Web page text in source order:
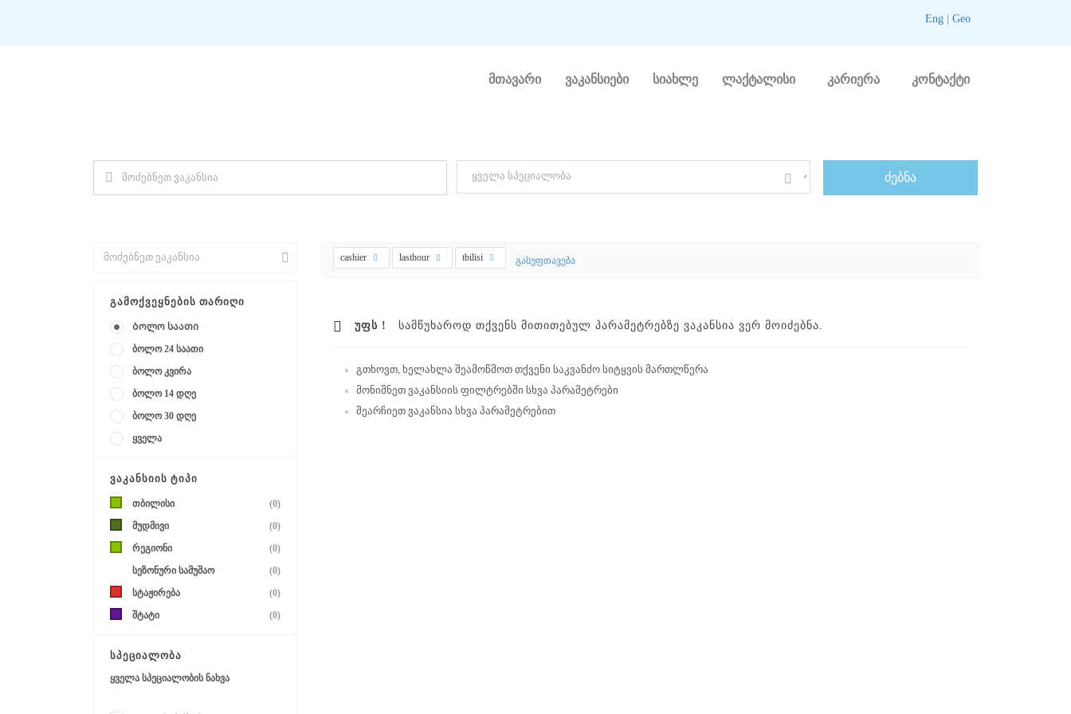
Eng| Geo
მთავარი ვაკანსიები სიახლე ლაქტალისი კარიერა კონტაქტი
ᲒᲐᲛᲝᲥᲕᲔᲧᲜᲔᲑᲘᲡ ᲗᲐᲠᲘᲦᲘ
Ბოლო საათი
ბოლო 24 საათი
ბოლო კვირა
ბოლო 14 დღე
ბოლო 30 დღე
ყველა
ᲕᲐᲙᲐᲜᲡᲘᲘᲡ ᲢᲘᲞᲘ
თბილისი
(0)
მუდმივი
(0)
რეგიონი
(0)
სეზონური სამუშაო
(0)
სტაჟირება
(0)
შტატი
(0)
ᲡᲞᲔᲪᲘᲐᲚᲝᲑᲐ
ყველა სპეციალობის ნახვა
cashier lasthour tbilisi გასუფთავება
ᲣᲤᲡ ! ᲡᲐᲛᲬᲣᲮᲐᲠᲝᲓ ᲗᲥᲕᲔᲜᲡ ᲛᲘᲗᲘᲗᲔᲑᲣᲚ ᲞᲐᲠᲐᲛᲔᲢᲠᲔᲑᲖᲔ ᲕᲐᲙᲐᲜᲡᲘᲐ ᲕᲔᲠ ᲛᲝᲘᲫᲔᲑᲜᲐ.
გთხოვთ, ხელახლა შეამოწმოთ თქვენი საკვანძო სიტყვის მართლწერა
მონიშნეთ ვაკანსიის ფილტრებში სხვა პარამეტრები
შეარჩიეთ ვაკანსია სხვა პარამეტრებით